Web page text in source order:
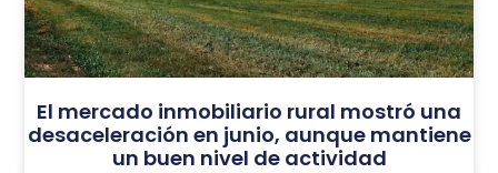
El mercado inmobiliario rural mostró una
desaceleración en junio, aunque mantiene
un buen nivel de actividad